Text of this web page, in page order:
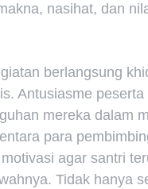
nasihat, dan
berlangsung
Antusiasme
mereka dalam
para
agar santri
Tidak hanya